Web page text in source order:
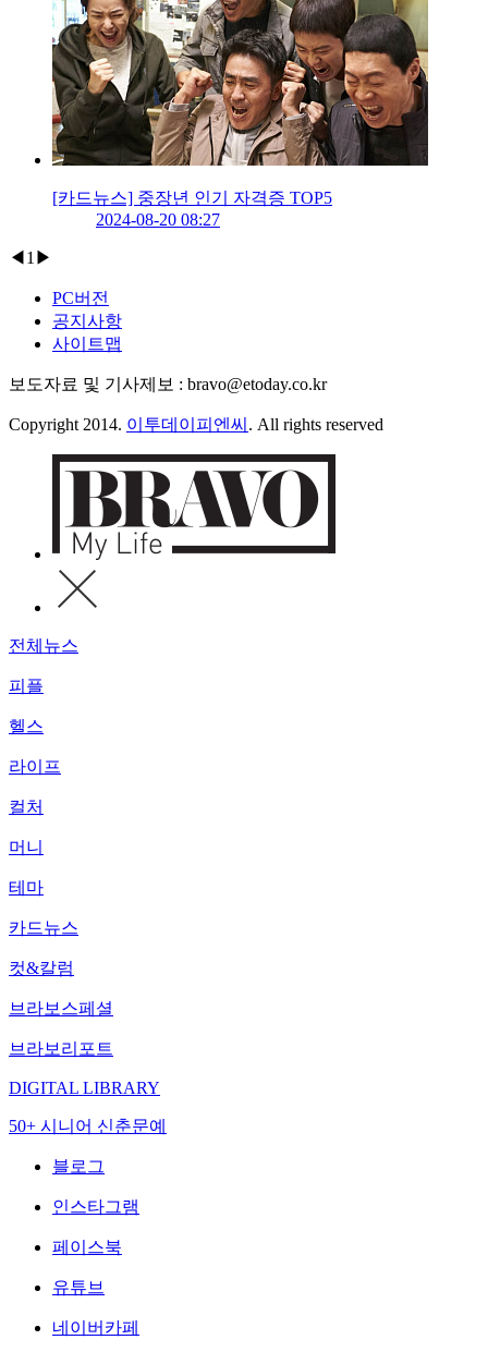
[카드뉴스] 중장년 인기 자격증 TOP5
2024-08-20 08:27
◀ 1 ▶
PC버전
공지사항
사이트맵
보도자료 및 기사제보 : bravo@etoday.co.kr
Copyright 2014. 이투데이피엔씨 . All rights reserved
전체뉴스
피플
헬스
라이프
컬처
머니
테마
카드뉴스
컷&칼럼
브라보스페셜
브라보리포트
DIGITAL LIBRARY
50+ 시니어 신춘문예
블로그
인스타그램
페이스북
유튜브
네이버카페